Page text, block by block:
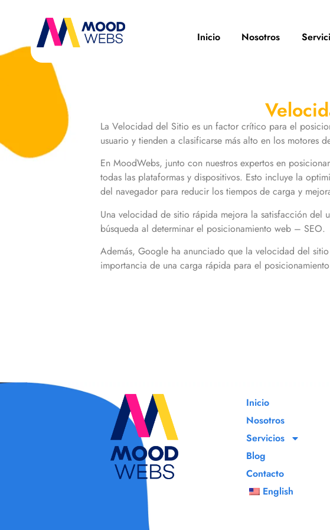
Inicio Nosotros
La Velocidad del Sitio es un factor crítico para el
usuario y tienden a clasificarse más alto en los motores
En MoodWebs, junto con nuestros expertos en
todas las plataformas y dispositivos. Esto incluye la
del navegador para reducir los tiempos de carga y
Una velocidad de sitio rápida mejora la satisfacción del
búsqueda al determinar el posicionamiento web – SEO.
Además, Google ha anunciado que la velocidad del
importancia de una carga rápida para el
Inicio
Nosotros
Servicios
Blog
Contacto
English